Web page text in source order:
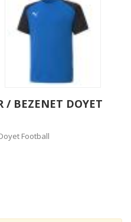
/ BEZENET DOYET
Football